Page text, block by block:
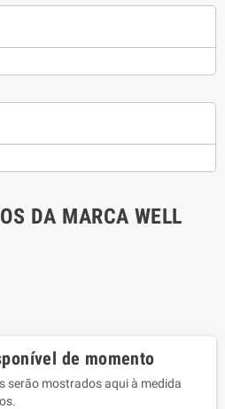
DA MARCA WELL
de momento
serão mostrados aqui à medida